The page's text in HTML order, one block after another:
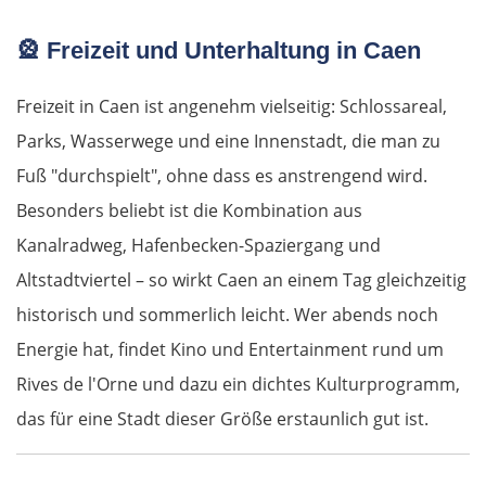
🎡 Freizeit und Unterhaltung in Caen
Freizeit in Caen ist angenehm vielseitig: Schlossareal,
Parks, Wasserwege und eine Innenstadt, die man zu
Fuß "durchspielt", ohne dass es anstrengend wird.
Besonders beliebt ist die Kombination aus
Kanalradweg, Hafenbecken-Spaziergang und
Altstadtviertel – so wirkt Caen an einem Tag gleichzeitig
historisch und sommerlich leicht. Wer abends noch
Energie hat, findet Kino und Entertainment rund um
Rives de l'Orne und dazu ein dichtes Kulturprogramm,
das für eine Stadt dieser Größe erstaunlich gut ist.
Craiova
Târgu Jiu
Petroșani
Lugosch
Timișoara